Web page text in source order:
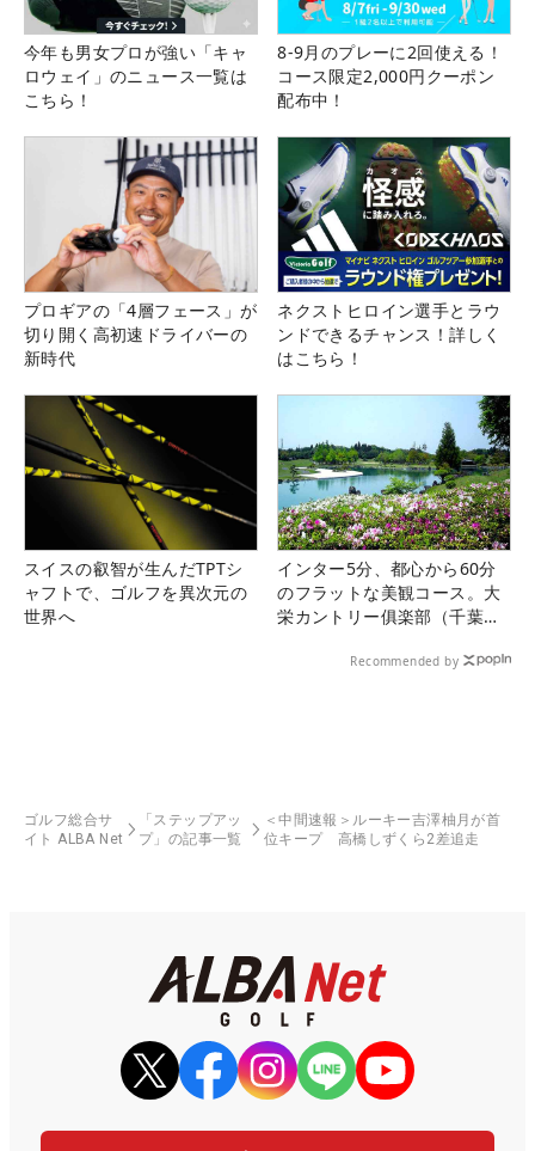
今年も男女プロが強い「キャ
ロウェイ」のニュース一覧は
こちら！
8-9月のプレーに2回使える！
コース限定2,000円クーポン
配布中！
プロギアの「4層フェース」が
切り開く高初速ドライバーの
新時代
ネクストヒロイン選手とラウ
ンドできるチャンス！詳しく
はこちら！
スイスの叡智が生んだTPTシ
ャフトで、ゴルフを異次元の
世界へ
インター5分、都心から60分
のフラットな美観コース。大
栄カントリー俱楽部（千葉
Recommended by
ゴルフ総合サ
イト ALBA Net
「ステップアッ
プ」の記事一覧
＜中間速報＞ルーキー吉澤柚月が首
位キープ 高橋しずくら2差追走